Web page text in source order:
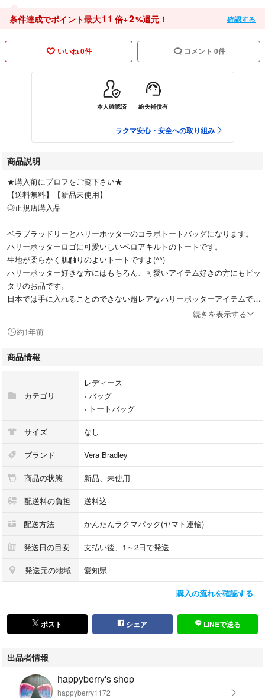
条件達成でポイント最大11 倍+2%還元！ 確認する
いいね 0件 コメント 0件
本人確認済 紛失補償有
ラクマ安心・安全への取り組み
商品説明
★購入前にプロフをご覧下さい★
【送料無料】【新品未使用】
◎正規店購入品
ベラブラッドリーとハリーポッターのコラボトートバッグになります。
ハリーポッターロゴに可愛いしいベロアキルトのトートです。
生地が柔らかく肌触りのよいトートですよ(^^)
ハリーポッター好きな方にはもちろん、可愛いアイテム好きの方にもピッ
タリのお品です。
日本では手に入れることのできない超レアなハリーポッターアイテムで
発送はメルカリ便を予定しています。
追跡、補償もあり安心です。
32×27×13
ブルー系
********** 他にも色々出品中です♪*****************
出品中をこちらで見れます♪
（☑販売中のみ表示 にすると見やすいです。）
⇧ ⇧ ⇧ ⇧
バッグ関係はこちら
***************************************************
続きを表示する
約1年前
商品情報
カテゴリ
レディース
› バッグ
› トートバッグ
サイズ なし
ブランド Vera Bradley
商品の状態 新品、未使用
配送料の負担 送料込
配送方法 かんたんラクマパック(ヤマト運輸)
発送日の目安 支払い後、1～2日で発送
発送元の地域 愛知県
購入の流れを確認する
ポスト シェア LINEで送る
出品者情報
happyberry's shop
happyberry1172